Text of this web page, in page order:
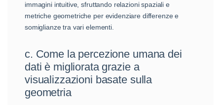
immagini intuitive, sfruttando relazioni spaziali e
metriche geometriche per evidenziare differenze e
somiglianze tra vari elementi.
c. Come la percezione umana dei
dati è migliorata grazie a
visualizzazioni basate sulla
geometria